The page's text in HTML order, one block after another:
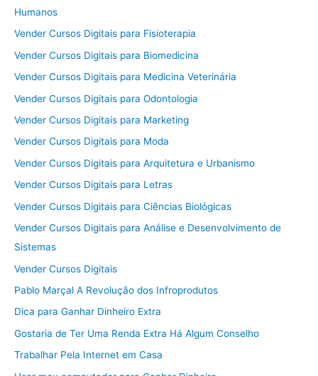
Humanos
Vender Cursos Digitais para Fisioterapia
Vender Cursos Digitais para Biomedicina
Vender Cursos Digitais para Medicina Veterinária
Vender Cursos Digitais para Odontologia
Vender Cursos Digitais para Marketing
Vender Cursos Digitais para Moda
Vender Cursos Digitais para Arquitetura e Urbanismo
Vender Cursos Digitais para Letras
Vender Cursos Digitais para Ciências Biológicas
Vender Cursos Digitais para Análise e Desenvolvimento de
Sistemas
Vender Cursos Digitais
Pablo Marçal A Revolução dos Infroprodutos
Dica para Ganhar Dinheiro Extra
Gostaria de Ter Uma Renda Extra Há Algum Conselho
Trabalhar Pela Internet em Casa